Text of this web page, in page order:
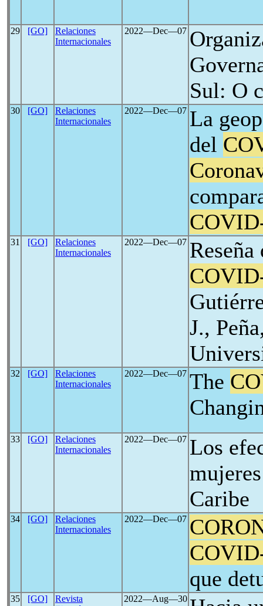
29 [GO]
Relaciones
Internacionales
2022―Dec―07
Sul: O
30 [GO]
Relaciones
Internacionales
2022―Dec―07 La
del
31 [GO]
Relaciones
Internacionales
2022―Dec―07
J.,
32 [GO]
Relaciones
Internacionales
2022―Dec―07 The
33 [GO]
Relaciones
Internacionales
2022―Dec―07 Los
Caribe
34 [GO]
Relaciones
Internacionales
2022―Dec―07
que
35 [GO]
Revista
2022―Aug―30